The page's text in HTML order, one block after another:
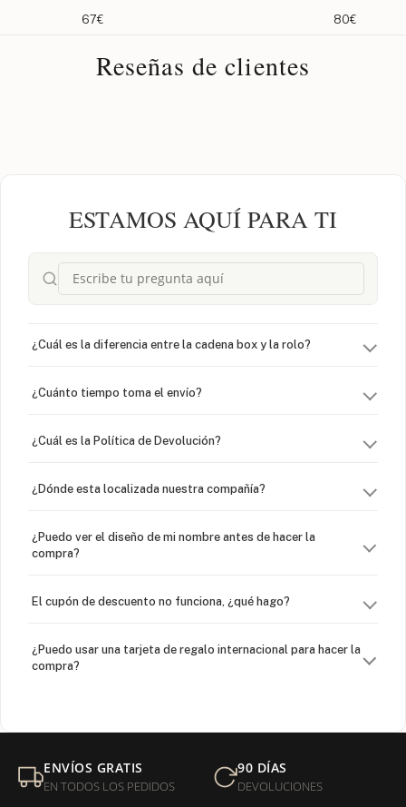
67€
80€
Reseñas de clientes
ESTAMOS AQUÍ PARA TI
¿Cuál es la diferencia entre la cadena box y la rolo?
¿Cuánto tiempo toma el envío?
¿Cuál es la Política de Devolución?
¿Dónde esta localizada nuestra compañía?
¿Puedo ver el diseño de mi nombre antes de hacer la
compra?
El cupón de descuento no funciona, ¿qué hago?
¿Puedo usar una tarjeta de regalo internacional para hacer la
compra?
Mi orden fue devuelta por USPS, ¿qué hago para que sea
entregada?
ENVÍOS GRATIS
EN TODOS LOS PEDIDOS
90 DÍAS
DEVOLUCIONES